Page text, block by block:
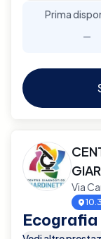
Prima
-
Via